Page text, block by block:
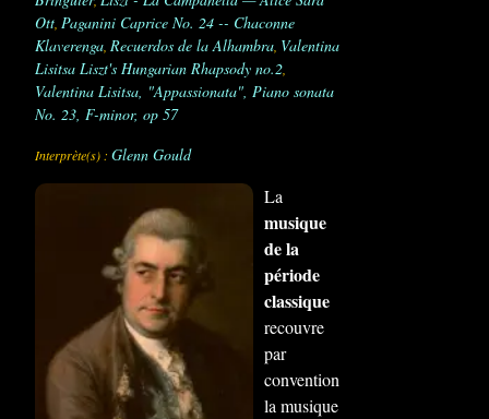
Ott Paganini Caprice No. 24 -- Chaconne
Klaverenga Recuerdos de la Alhambra Valentina
Lisitsa Liszt's Hungarian Rhapsody no.2
Valentina Lisitsa, "Appassionata", Piano sonata
No. 23, F-minor, op 57
Interprète(s) : Glenn Gould
La
musique
de la
période
classique
recouvre
par
convention
la musique